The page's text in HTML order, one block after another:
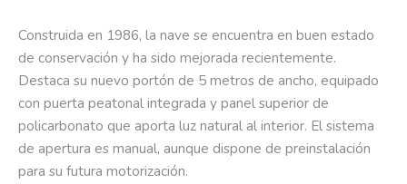
Construida en 1986, la nave se encuentra en buen estado
de conservación y ha sido mejorada recientemente.
Destaca su nuevo portón de 5 metros de ancho, equipado
con puerta peatonal integrada y panel superior de
policarbonato que aporta luz natural al interior. El sistema
de apertura es manual, aunque dispone de preinstalación
para su futura motorización.